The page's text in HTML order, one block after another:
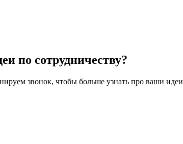
по сотрудничеству?
звонок, чтобы больше узнать про ваши идеи